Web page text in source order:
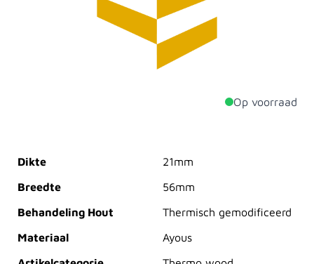
met een werkende afmeting van 21x56 biedt niet
alleen een esthetische uitstraling, maar heeft ook een
levensduur van 15 tot 20 jaar, mits op de juiste manier
toegepast en vrij van direct grondcontact.
Op voorraad
Dikte
21mm
Breedte
56mm
Behandeling Hout
Thermisch gemodificeerd
Materiaal
Ayous